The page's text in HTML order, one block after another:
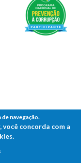
navegação.
concorda com a